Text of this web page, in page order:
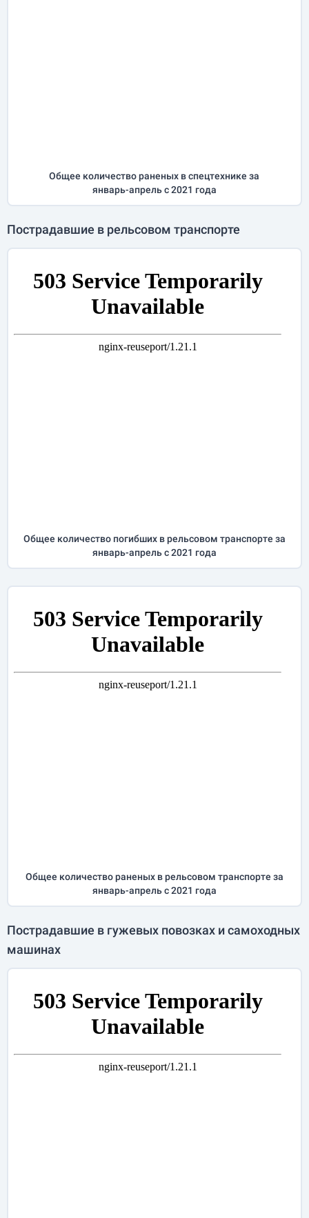
Общее количество раненых в спецтехнике за
январь-апрельс 2021 года
Пострадавшие в рельсовом транспорте
Общее количество погибших в рельсовом транспорте за
январь-апрельс 2021 года
Общее количество раненых в рельсовом транспорте за
январь-апрельс 2021 года
Пострадавшие в гужевых повозках и самоходных
машинах